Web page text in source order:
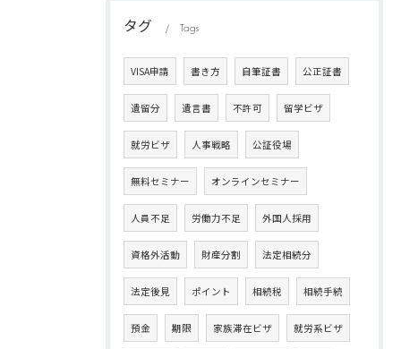
タグ Tags
VISA申請 書き方 自筆証書 公正証書
遺留分 遺言書 不許可 留学ビザ
就労ビザ 人事戦略 公証役場
無料セミナー オンラインセミナー
人員不足 労働力不足 外国人採用
資格外活動 財産分割 法定相続分
法定後見 ポイント 相続税 相続手続
預金 期限 家族滞在ビザ 就労系ビザ